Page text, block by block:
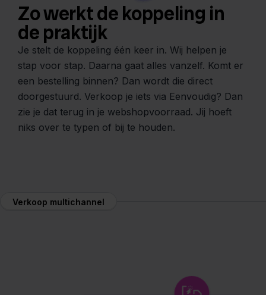
Zo werkt de koppeling in
de praktijk
Je stelt de koppeling één keer in. Wij helpen je
stap voor stap. Daarna gaat alles vanzelf. Komt er
een bestelling binnen? Dan wordt die direct
doorgestuurd. Verkoop je iets via Eenvoudig? Dan
zie je dat terug in je webshopvoorraad. Jij hoeft
niks over te typen of bij te houden.
Verkoop multichannel